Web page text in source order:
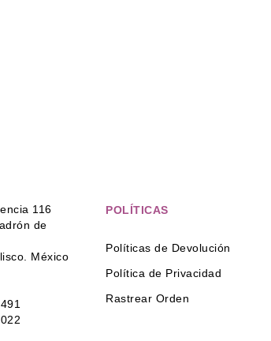
116
de
México
POLÍTICAS
Políticas de Devolución
Política de Privacidad
Rastrear Orden